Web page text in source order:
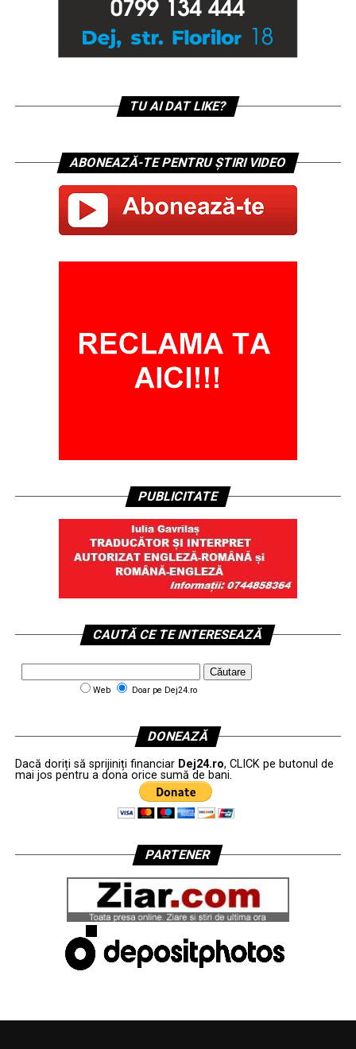
TU AI DAT LIKE?
ABONEAZĂ-TE PENTRU ȘTIRI VIDEO
PUBLICITATE
CAUTĂ CE TE INTERESEAZĂ
Web Doar pe Dej24.ro
DONEAZĂ
Dacă doriți să sprijiniți financiar Dej24.ro, CLICK pe butonul de
mai jos pentru a dona orice sumă de bani.
PARTENER